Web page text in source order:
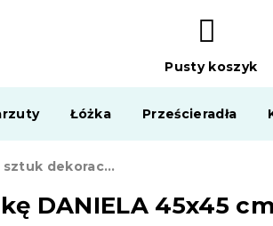
KOSZYK
Pusty koszyk
Łóżka Prześcieradła
Zestaw 2 sztuk dekoracyjnych poszewek na poduszkę DANIELA 45x45 cm, beżowa
DANIELA 45x45